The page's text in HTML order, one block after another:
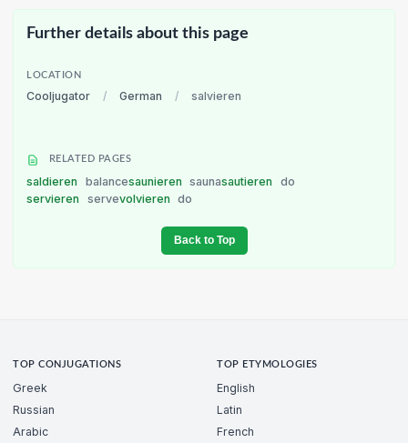
Further details about this page
LOCATION
Cooljugator / German / salvieren
RELATED PAGES
saldieren balancesaunieren saunasautieren
do
servieren
servevolvieren do
Back to Top
TOP CONJUGATIONS
Greek
Russian
Arabic
TOP ETYMOLOGIES
English
Latin
French